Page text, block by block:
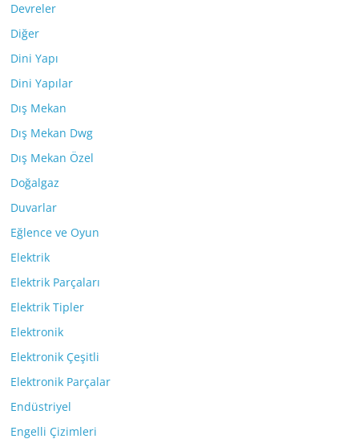
Devreler
Diğer
Dini Yapı
Dini Yapılar
Dış Mekan
Dış Mekan Dwg
Dış Mekan Özel
Doğalgaz
Duvarlar
Eğlence ve Oyun
Elektrik
Elektrik Parçaları
Elektrik Tipler
Elektronik
Elektronik Çeşitli
Elektronik Parçalar
Endüstriyel
Engelli Çizimleri